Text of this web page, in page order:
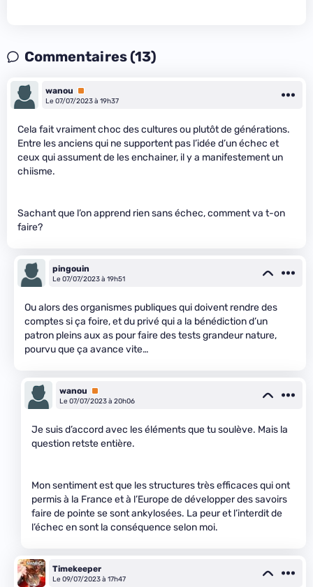
Commentaires (13)
wanou
Premium
Le 07/07/2023 à 19h37
Cela fait vraiment choc des cultures ou plutôt de générations.
Entre les anciens qui ne supportent pas l’idée d’un échec et
ceux qui assument de les enchainer, il y a manifestement un
chiisme.
Sachant que l’on apprend rien sans échec, comment va t-on
faire?
pingouin
Le 07/07/2023 à 19h51
Ou alors des organismes publiques qui doivent rendre des
comptes si ça foire, et du privé qui a la bénédiction d’un
patron pleins aux as pour faire des tests grandeur nature,
pourvu que ça avance vite…
wanou
Premium
Le 07/07/2023 à 20h06
Je suis d’accord avec les éléments que tu soulève. Mais la
question retste entière.
Mon sentiment est que les structures très efficaces qui ont
permis à la France et à l’Europe de développer des savoirs
faire de pointe se sont ankylosées. La peur et l’interdit de
l’échec en sont la conséquence selon moi.
Timekeeper
Le 09/07/2023 à 17h47